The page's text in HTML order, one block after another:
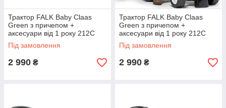
Трактор FALK Baby Claas
Green з причепом +
аксесуари від 1 року 212C
Жовтий
Під замовлення
2 990 ₴
Трактор FALK Baby Claas
Green з причепом +
аксесуари від 1 року 212C
Білий
Під замовлення
2 990 ₴